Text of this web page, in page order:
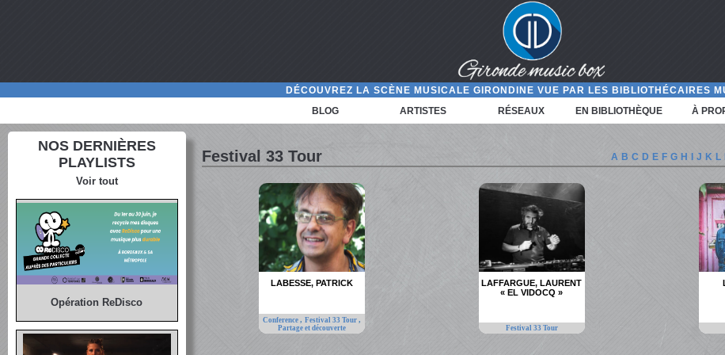
DÉCOUVREZ LA SCÈNE MUSICALE GIRONDINE VUE PAR LES BIBLIOTHÉCAIRES
BLOG
ARTISTES RÉSEAUX EN BIBLIOTHÈQUE À
NOS DERNIÈRES
PLAYLISTS
Voir tout
Opération ReDisco
Festival 33 Tour A B C D E F G H I J K L
LABESSE, PATRICK
Conference , Festival 33 Tour ,
Partage et découverte
LAFFARGUE, LAURENT
« EL VIDOCQ »
Festival 33 Tour